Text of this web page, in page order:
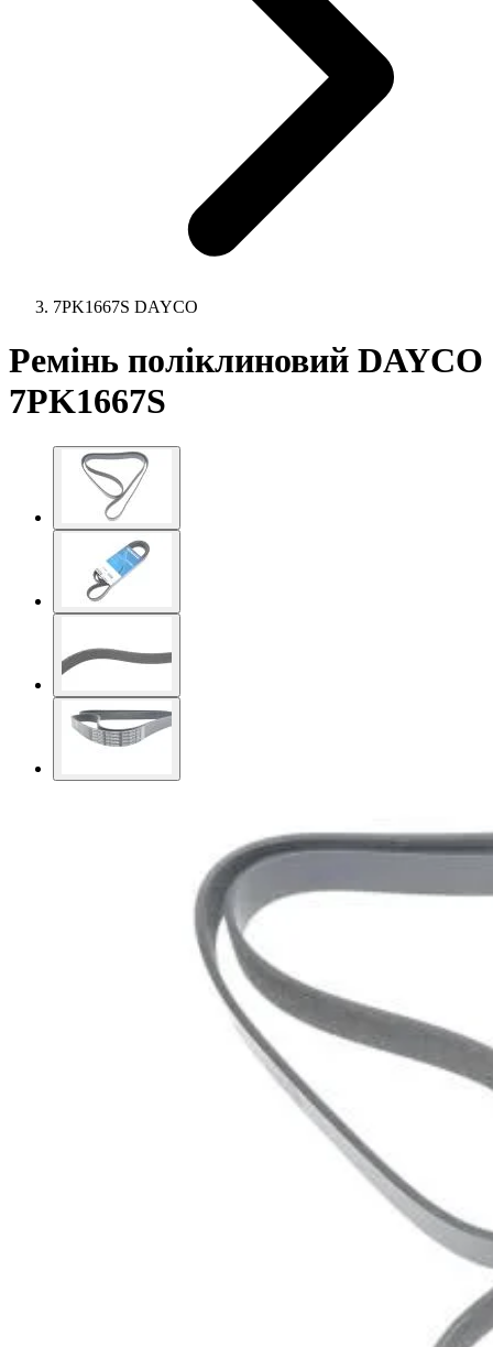
7PK1667S DAYCO
Ремінь поліклиновий DAYCO
7PK1667S